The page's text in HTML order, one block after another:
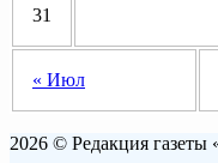
« Июл
31
2026 © Редакция